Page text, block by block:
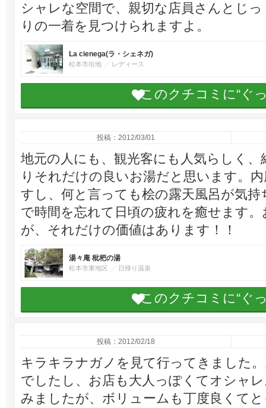
シャレな空間で、親切な店員さんとじ
りの一着を見つけられますよ。
La cienega(ラ・シェネガ)
松本市街地 レディース
このクチコミに“ぐ
投稿：2012/03/01
地元の人にも、観光客にも人気らしく
りそれだけの良いお湯だと思います。
すし、何と言っても桧の露天風呂が気
で時間を忘れて日頃の疲れを癒せます
が、それだけの価値はあります！！
湯々庵 枇杷の湯
松本市東地区 日帰り温泉
このクチコミに“ぐ
投稿：2012/02/18
キラキラナガノを見て行ってきました
でしたし、お店も大人っぽくてオシャ
みましたが、ボリュームも丁度良くて